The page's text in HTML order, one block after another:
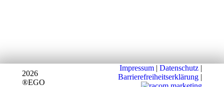
2026
®EGO
Impressum | Datenschutz |
Barrierefreiheitserklärung |